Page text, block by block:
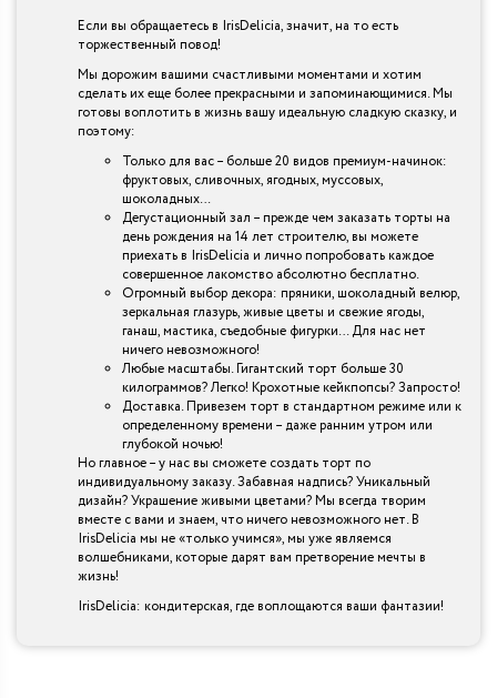
Если вы обращаетесь в IrisDelicia, значит, на то есть
торжественный повод!
Мы дорожим вашими счастливыми моментами и хотим
сделать их еще более прекрасными и запоминающимися. Мы
готовы воплотить в жизнь вашу идеальную сладкую сказку, и
поэтому:
Только для вас – больше 20 видов премиум-начинок:
фруктовых, сливочных, ягодных, муссовых,
шоколадных…
Дегустационный зал – прежде чем заказать торты на
день рождения на 14 лет строителю, вы можете
приехать в IrisDelicia и лично попробовать каждое
совершенное лакомство абсолютно бесплатно.
Огромный выбор декора: пряники, шоколадный велюр,
зеркальная глазурь, живые цветы и свежие ягоды,
ганаш, мастика, съедобные фигурки… Для нас нет
ничего невозможного!
Любые масштабы. Гигантский торт больше 30
килограммов? Легко! Крохотные кейкпопсы? Запросто!
Доставка. Привезем торт в стандартном режиме или к
определенному времени – даже ранним утром или
глубокой ночью!
Но главное – у нас вы сможете создать торт по
индивидуальному заказу. Забавная надпись? Уникальный
дизайн? Украшение живыми цветами? Мы всегда творим
вместе с вами и знаем, что ничего невозможного нет. В
IrisDelicia мы не «только учимся», мы уже являемся
волшебниками, которые дарят вам претворение мечты в
жизнь!
IrisDelicia: кондитерская, где воплощаются ваши фантазии!